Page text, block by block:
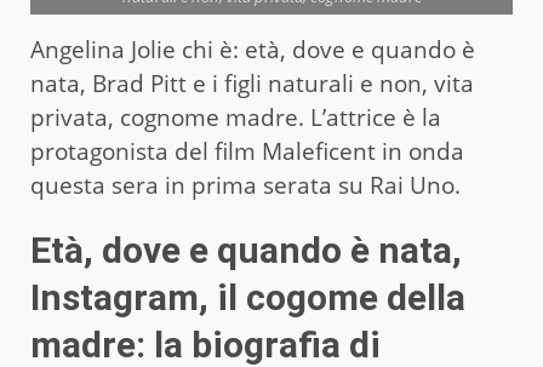
Angelina Jolie chi è: età, dove e quando è
nata, Brad Pitt e i figli naturali e non, vita
privata, cognome madre. L’attrice è la
protagonista del film Maleficent in onda
questa sera in prima serata su Rai Uno.
Età, dove e quando è nata,
Instagram, il cogome della
madre: la biografia di